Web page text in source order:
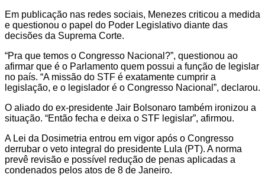
Em publicação nas redes sociais, Menezes criticou a medida
e questionou o papel do Poder Legislativo diante das
decisões da Suprema Corte.
“Pra que temos o Congresso Nacional?”, questionou ao
afirmar que é o Parlamento quem possui a função de legislar
no país. “A missão do STF é exatamente cumprir a
legislação, e o legislador é o Congresso Nacional”, declarou.
O aliado do ex-presidente Jair Bolsonaro também ironizou a
situação. “Então fecha e deixa o STF legislar”, afirmou.
A Lei da Dosimetria entrou em vigor após o Congresso
derrubar o veto integral do presidente Lula (PT). A norma
prevê revisão e possível redução de penas aplicadas a
condenados pelos atos de 8 de Janeiro.